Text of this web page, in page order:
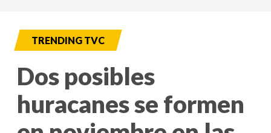
TRENDING TVC
Dos posibles
huracanes se formen